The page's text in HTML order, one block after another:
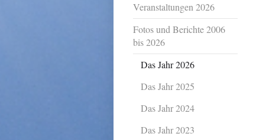
Veranstaltungen 2026
Fotos und Berichte 2006
bis 2026
Das Jahr 2026
Das Jahr 2025
Das Jahr 2024
Das Jahr 2023